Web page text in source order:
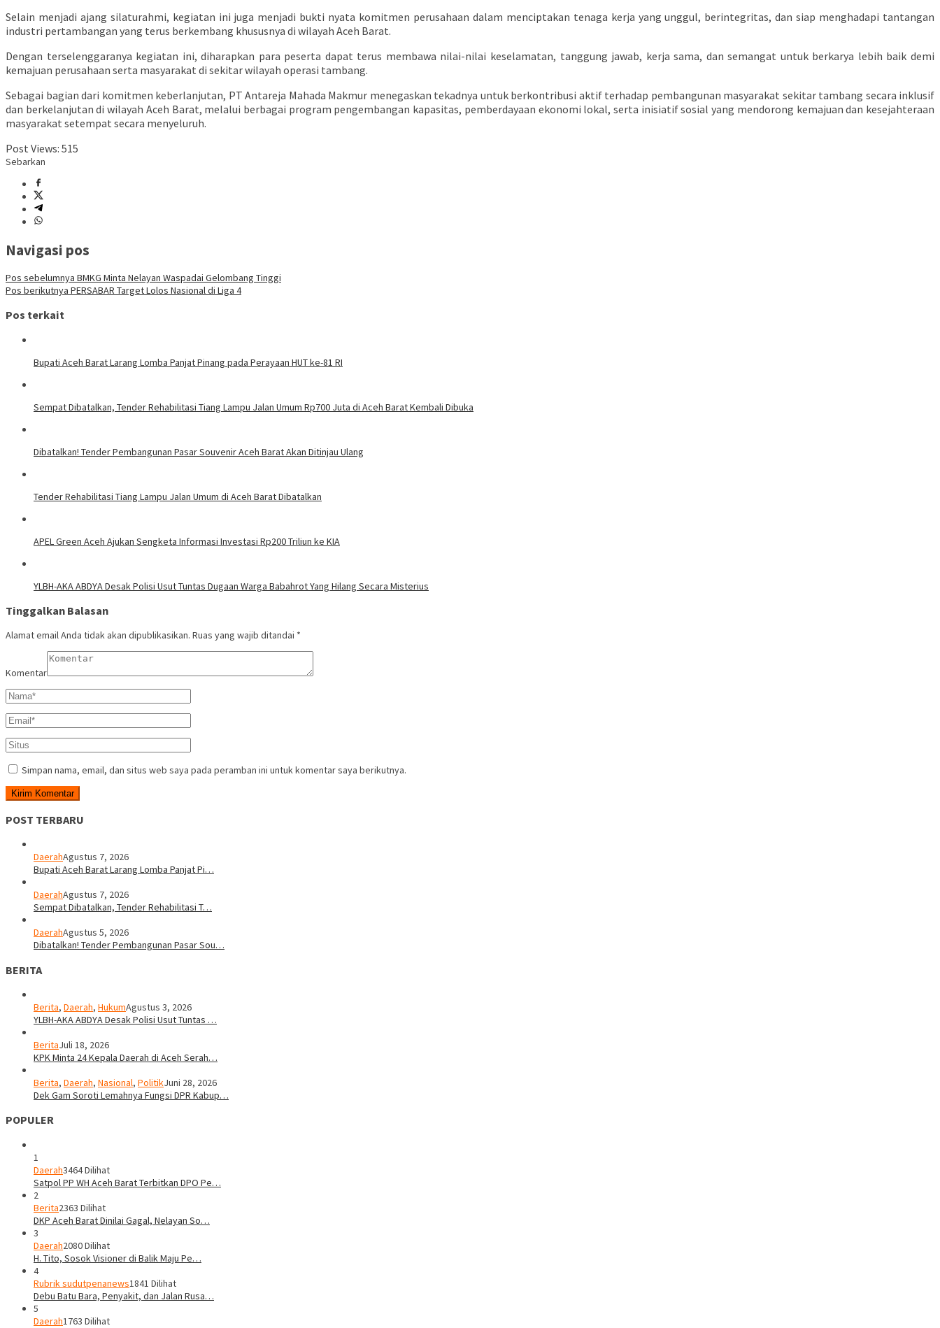
Selain menjadi ajang silaturahmi, kegiatan ini juga menjadi bukti nyata komitmen perusahaan dalam menciptakan tenaga kerja yang unggul, berintegritas, dan siap menghadapi tantangan
industri pertambangan yang terus berkembang khususnya di wilayah Aceh Barat.
Dengan terselenggaranya kegiatan ini, diharapkan para peserta dapat terus membawa nilai-nilai keselamatan, tanggung jawab, kerja sama, dan semangat untuk berkarya lebih baik demi
kemajuan perusahaan serta masyarakat di sekitar wilayah operasi tambang.
Sebagai bagian dari komitmen keberlanjutan, PT Antareja Mahada Makmur menegaskan tekadnya untuk berkontribusi aktif terhadap pembangunan masyarakat sekitar tambang secara inklusif
dan berkelanjutan di wilayah Aceh Barat, melalui berbagai program pengembangan kapasitas, pemberdayaan ekonomi lokal, serta inisiatif sosial yang mendorong kemajuan dan kesejahteraan
masyarakat setempat secara menyeluruh.
Post Views: 515
Sebarkan
Navigasi pos
Pos sebelumnya BMKG Minta Nelayan Waspadai Gelombang Tinggi
Pos berikutnya PERSABAR Target Lolos Nasional di Liga 4
Pos terkait
Bupati Aceh Barat Larang Lomba Panjat Pinang pada Perayaan HUT ke-81 RI
Sempat Dibatalkan, Tender Rehabilitasi Tiang Lampu Jalan Umum Rp700 Juta di Aceh Barat Kembali Dibuka
Dibatalkan! Tender Pembangunan Pasar Souvenir Aceh Barat Akan Ditinjau Ulang
Tender Rehabilitasi Tiang Lampu Jalan Umum di Aceh Barat Dibatalkan
APEL Green Aceh Ajukan Sengketa Informasi Investasi Rp200 Triliun ke KIA
YLBH-AKA ABDYA Desak Polisi Usut Tuntas Dugaan Warga Babahrot Yang Hilang Secara Misterius
Tinggalkan Balasan
Alamat email Anda tidak akan dipublikasikan. Ruas yang wajib ditandai *
Komentar
Simpan nama, email, dan situs web saya pada peramban ini untuk komentar saya berikutnya.
POST TERBARU
DaerahAgustus 7, 2026
Bupati Aceh Barat Larang Lomba Panjat Pi…
DaerahAgustus 7, 2026
Sempat Dibatalkan, Tender Rehabilitasi T…
DaerahAgustus 5, 2026
Dibatalkan! Tender Pembangunan Pasar Sou…
BERITA
Berita, Daerah, HukumAgustus 3, 2026
YLBH-AKA ABDYA Desak Polisi Usut Tuntas …
BeritaJuli 18, 2026
KPK Minta 24 Kepala Daerah di Aceh Serah…
Berita, Daerah, Nasional, PolitikJuni 28, 2026
Dek Gam Soroti Lemahnya Fungsi DPR Kabup…
POPULER
1
Daerah3464 Dilihat
Satpol PP WH Aceh Barat Terbitkan DPO Pe…
2
Berita2363 Dilihat
DKP Aceh Barat Dinilai Gagal, Nelayan So…
3
Daerah2080 Dilihat
H. Tito, Sosok Visioner di Balik Maju Pe…
4
Rubrik sudutpenanews1841 Dilihat
Debu Batu Bara, Penyakit, dan Jalan Rusa…
5
Daerah1763 Dilihat